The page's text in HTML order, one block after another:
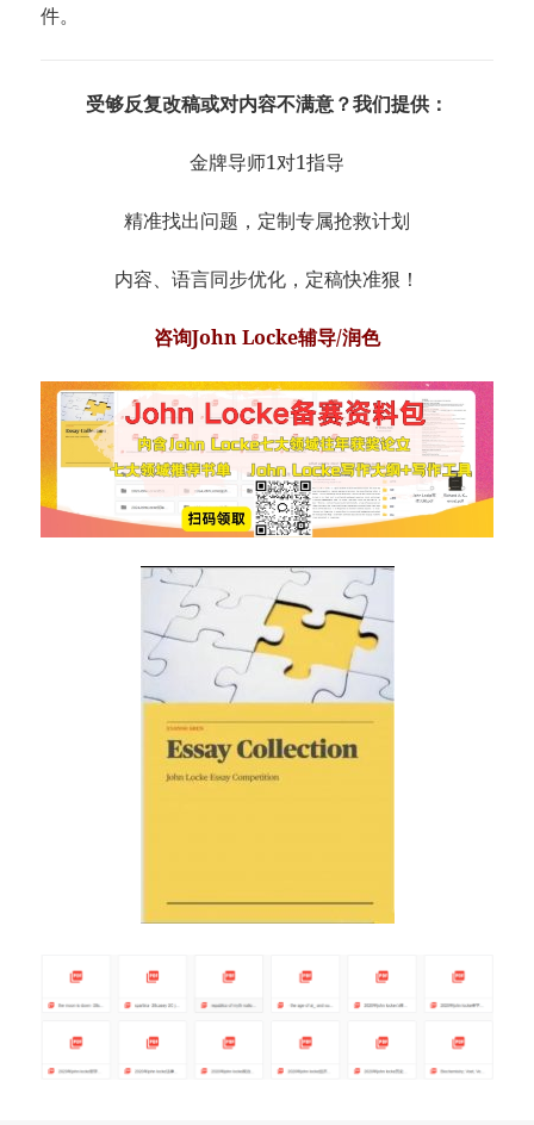
件。
受够反复改稿或对内容不满意？我们提供：
金牌导师1对1指导
精准找出问题，定制专属抢救计划
内容、语言同步优化，定稿快准狠！
咨询John Locke辅导/润色